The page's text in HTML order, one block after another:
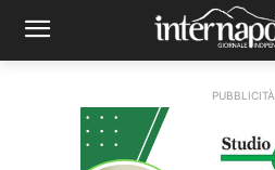
PUBBLICITÀ